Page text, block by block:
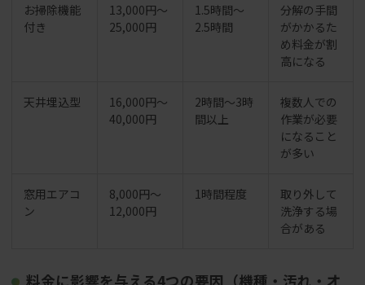
お掃除機能
付き
13,000円～
25,000円
1.5時間～
2.5時間
分解の手間
がかかるた
め料金が割
高になる
天井埋込型
16,000円～
40,000円
2時間～3時
間以上
複数人での
作業が必要
になること
が多い
窓用エアコ
ン
8,000円～
12,000円
1時間程度
取り外して
洗浄する場
合がある
料金に影響を与える4つの要因（機種・汚れ・オ